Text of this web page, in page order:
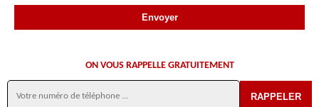
ON VOUS RAPPELLE GRATUITEMENT